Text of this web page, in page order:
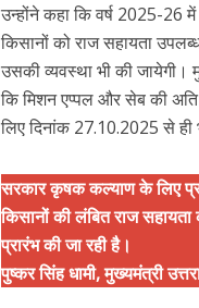
उन्होंने कहा कि वर्ष 2025-26
किसानों को राज सहायता
उसकी व्यवस्था भी की जायेगी।
कि मिशन एप्पल और सेब की अति
लिए दिनांक 27.10.2025 से ही
सरकार कृषक कल्याण के लिए
किसानों की लंबित राज
प्रारंभ की जा रही है।
पुष्कर सिंह धामी, मुख्यमंत्री